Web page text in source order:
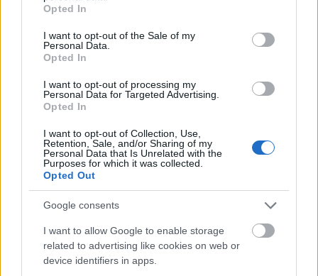
use your data for below specified purposes in below Google
consent section.
Opted In
I want to opt-out of the Sale of my
Personal Data.
Opted In
I want to opt-out of processing my
Personal Data for Targeted Advertising.
Opted In
I want to opt-out of Collection, Use,
Retention, Sale, and/or Sharing of my
Personal Data that Is Unrelated with the
Purposes for which it was collected.
Opted Out
Google consents
I want to allow Google to enable storage
related to advertising like cookies on web or
device identifiers in apps.
laspalmas
16 éve
@RAMBO
Be is tettem egy plusz képet a postba. :))
Seduxen (már NEM dr.)
16 éve
@Talon Karrde: na azért ez a komment se' kutya :)))
pofázik, a másik narancssárgáról, pedig az igazság
az, hogy a paletta minden színében pompázik ez a
szívóeszköz :)))